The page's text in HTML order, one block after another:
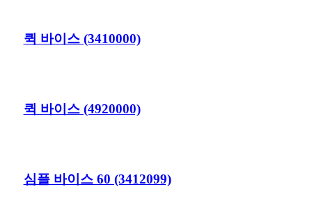
퀵 바이스 (3410000)
퀵 바이스 (4920000)
심플 바이스 60 (3412099)